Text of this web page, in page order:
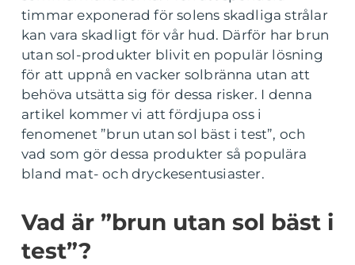
timmar exponerad för solens skadliga strålar
kan vara skadligt för vår hud. Därför har brun
utan sol-produkter blivit en populär lösning
för att uppnå en vacker solbränna utan att
behöva utsätta sig för dessa risker. I denna
artikel kommer vi att fördjupa oss i
fenomenet ”brun utan sol bäst i test”, och
vad som gör dessa produkter så populära
bland mat- och dryckesentusiaster.
Vad är ”brun utan sol bäst i
test”?